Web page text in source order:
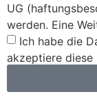
UG
werden. Eine
Ich habe die
akzeptiere diese